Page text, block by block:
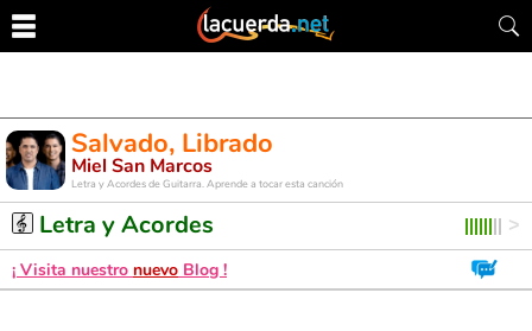
Salvado, Librado
Miel San Marcos
Letra y Acordes de Guitarra. Aprende a tocar esta canción
Letra y Acordes
¡ Visita nuestro nuevo Blog !